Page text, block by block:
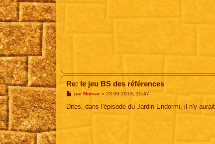
Re: le jeu BS des références
M
s
parMorcar» 23 09 2013, 15:47
Dites, dans l'épisode du Jardin Endormi, il n'y